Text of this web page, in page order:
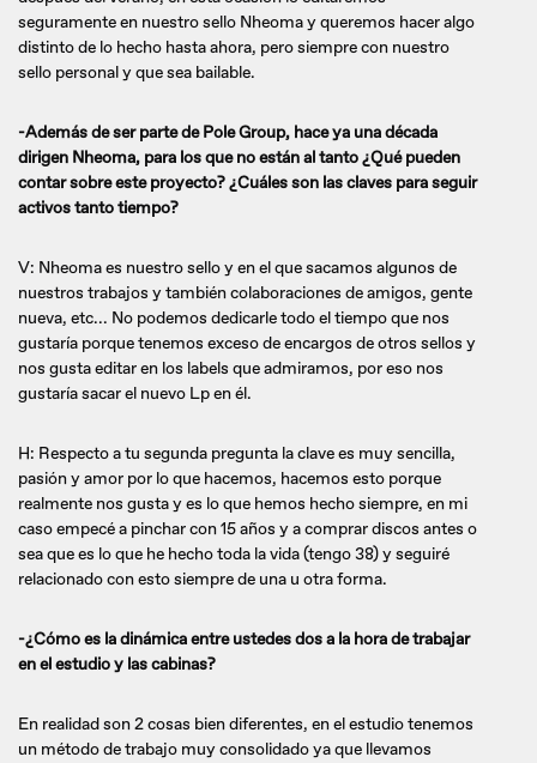
seguramente en nuestro sello Nheoma y queremos hacer algo
distinto de lo hecho hasta ahora, pero siempre con nuestro
sello personal y que sea bailable.
-Además de ser parte de Pole Group, hace ya una década
dirigen Nheoma, para los que no están al tanto ¿Qué pueden
contar sobre este proyecto? ¿Cuáles son las claves para seguir
activos tanto tiempo?
V: Nheoma es nuestro sello y en el que sacamos algunos de
nuestros trabajos y también colaboraciones de amigos, gente
nueva, etc... No podemos dedicarle todo el tiempo que nos
gustaría porque tenemos exceso de encargos de otros sellos y
nos gusta editar en los labels que admiramos, por eso nos
gustaría sacar el nuevo Lp en él.
H: Respecto a tu segunda pregunta la clave es muy sencilla,
pasión y amor por lo que hacemos, hacemos esto porque
realmente nos gusta y es lo que hemos hecho siempre, en mi
caso empecé a pinchar con 15 años y a comprar discos antes o
sea que es lo que he hecho toda la vida (tengo 38) y seguiré
relacionado con esto siempre de una u otra forma.
-¿Cómo es la dinámica entre ustedes dos a la hora de trabajar
en el estudio y las cabinas?
En realidad son 2 cosas bien diferentes, en el estudio tenemos
un método de trabajo muy consolidado ya que llevamos